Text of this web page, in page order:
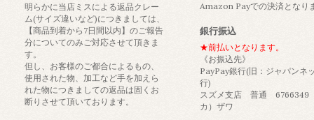
明らかに当店ミスによる返品クレー
ム(サイズ違いなど)につきましては、
【商品到着から7日間以内】のご報告
分についてのみご対応させて頂きま
す。
但し、お客様のご都合によるもの、
使用された物、加工など手を加えら
れた物につきましての返品は固くお
断りさせて頂いております。
Amazon Payでの決済となり
銀行振込
★前払いとなります。
《お振込先》
PayPay銀行(旧：ジャパンネ
行)
スズメ支店 普通 6766349
カ）ザワ